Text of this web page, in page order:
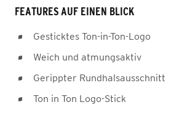
FEATURES AUF EINEN BLICK
Gesticktes Ton-in-Ton-Logo
Weich und atmungsaktiv
Gerippter Rundhalsausschnitt
Ton in Ton Logo-Stick